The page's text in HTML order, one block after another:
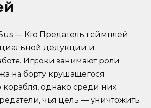
— Кто Предатель геймплей
дедукции и
Игроки занимают роли
на борту крушащегося
корабля, однако среди них
чья цель — уничтожить